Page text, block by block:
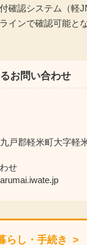
認システム（軽
インで確認可能と
お問い合わせ
戸郡軽米町大字軽
わせ
らし・手続き